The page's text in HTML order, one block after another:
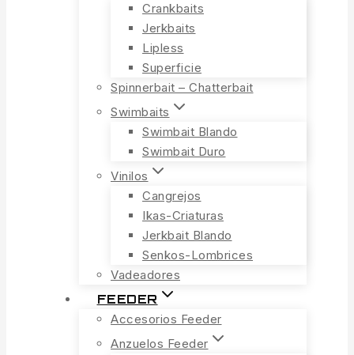
Crankbaits
Jerkbaits
Lipless
Superficie
Spinnerbait – Chatterbait
Swimbaits
Swimbait Blando
Swimbait Duro
Vinilos
Cangrejos
Ikas-Criaturas
Jerkbait Blando
Senkos-Lombrices
Vadeadores
FEEDER
Accesorios Feeder
Anzuelos Feeder